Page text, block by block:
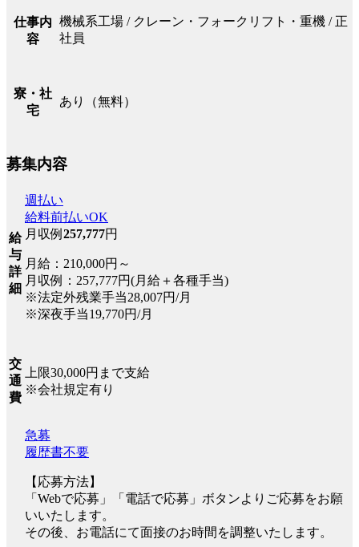
仕事内
容
機械系工場 / クレーン・フォークリフト・重機 / 正
社員
寮・社
宅
あり（無料）
募集内容
給
与
詳
細
週払い
給料前払いOK
月収例 257,777円
月給：210,000円～
月収例：257,777円(月給＋各種手当)
※法定外残業手当28,007円/月
※深夜手当19,770円/月
交
通
費
上限30,000円まで支給
※会社規定有り
急募
履歴書不要
【応募方法】
「Webで応募」「電話で応募」ボタンよりご応募をお願
いいたします。
その後、お電話にて面接のお時間を調整いたします。